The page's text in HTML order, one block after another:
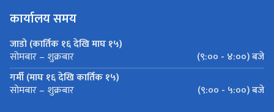
कार्यालय समय
जाडो (कार्तिक १६ देखि माघ १५)
सोमबार – शुक्रबार
(९:०० - ४:००) बजे
गर्मी (माघ १६ देखि कार्तिक १५)
सोमबार – शुक्रबार (९:०० - ५:००) बजे